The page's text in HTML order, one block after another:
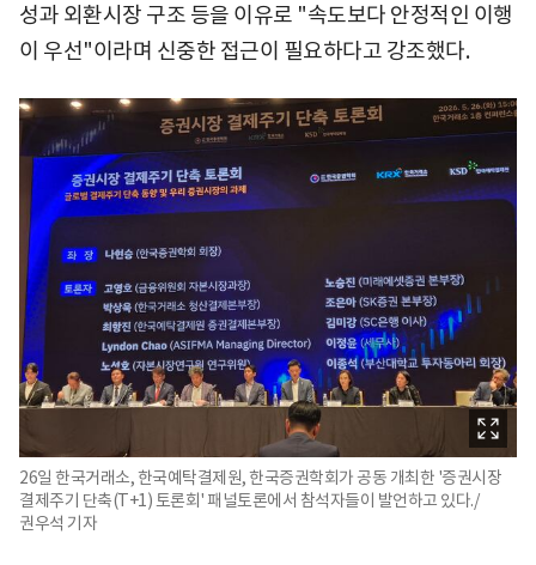
성과 외환시장 구조 등을 이유로 "속도보다 안정적인 이행
이 우선"이라며 신중한 접근이 필요하다고 강조했다.
26일 한국거래소, 한국예탁결제원, 한국증권학회가 공동 개최한 '증권시장
결제주기 단축(T+1) 토론회' 패널토론에서 참석자들이 발언하고 있다./
권우석 기자